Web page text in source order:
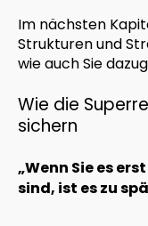
Im nächsten
Strukturen und
wie auch Sie
Wie die
sichern
„Wenn Sie es
sind, ist es zu